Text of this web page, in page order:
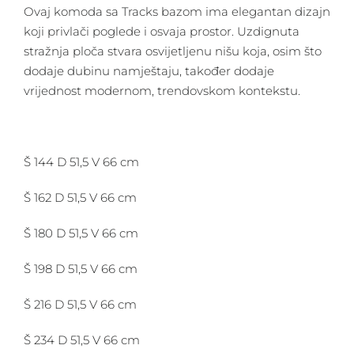
Ovaj komoda sa Tracks bazom ima elegantan dizajn
koji privlači poglede i osvaja prostor. Uzdignuta
stražnja ploča stvara osvijetljenu nišu koja, osim što
dodaje dubinu namještaju, također dodaje
vrijednost modernom, trendovskom kontekstu.
Š 144 D 51,5 V 66 cm
Š 162 D 51,5 V 66 cm
Š 180 D 51,5 V 66 cm
Š 198 D 51,5 V 66 cm
Š 216 D 51,5 V 66 cm
Š 234 D 51,5 V 66 cm